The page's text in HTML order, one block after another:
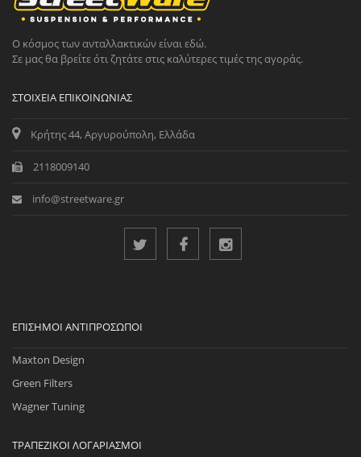
Ο κόσμος των ανταλλακτικών είναι εδώ.
Σε μας θα βρείτε ότι ζητάτε στις καλύτερες τιμές της αγοράς.
ΣΤΟΙΧΕΊΑ ΕΠΙΚΟΙΝΩΝΊΑΣ
Κρήτης 44, Αργυρούπολη, Ελλάδα
2118009140
info@streetware.gr
ΕΠΊΣΗΜΟΙ ΑΝΤΙΠΡΌΣΩΠΟΙ
Maxton Design
Green Filters
Wagner Tuning
ΤΡΑΠΕΖΙΚΟΊ ΛΟΓΑΡΙΑΣΜΟΊ